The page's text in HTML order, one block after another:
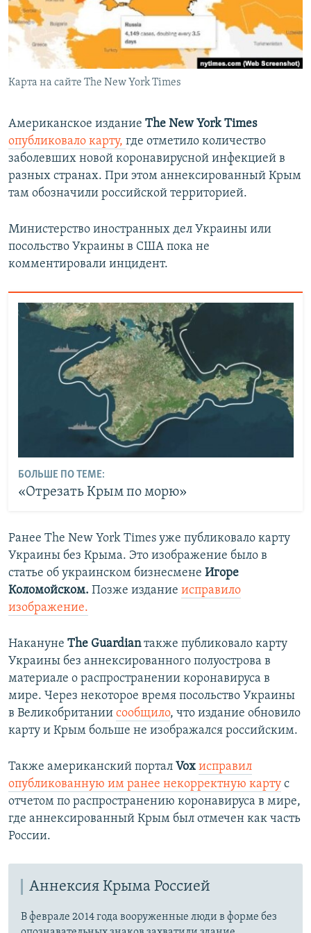
ПОБЕДИТЕЛЕЙ НЕ СУДЯТ?
КРЫМ.НЕПОКОРЕННЫЙ
ELIFBE
УКРАИНСКАЯ ПРОБЛЕМА КРЫМА
ПРИСОЕДИНЯЙТЕСЬ!
Карта на сайте The New York Times
Американское издание The New York Times
опубликовало карту, где отметило количество
заболевших новой коронавирусной инфекцией в
разных странах. При этом аннексированный Крым
там обозначили российской территорией.
Министерство иностранных дел Украины или
посольство Украины в США пока не
комментировали инцидент.
БОЛЬШЕ ПО ТЕМЕ:
«Отрезать Крым по морю»
Ранее The New York Times уже публиковало карту
Украины без Крыма. Это изображение было в
статье об украинском бизнесмене Игоре
Коломойском. Позже издание исправило
изображение.
Накануне The Guardianтакже публиковало карту
Украины без аннексированного полуострова в
материале о распространении коронавируса в
мире. Через некоторое время посольство Украины
в Великобритании сообщило, что издание обновило
карту и Крым больше не изображался российским.
Также американский портал Vox исправил
опубликованную им ранее некорректную карту с
отчетом по распространению коронавируса в мире,
где аннексированный Крым был отмечен как часть
России.
Аннексия Крыма Россией
В феврале 2014 года вооруженные люди в форме без